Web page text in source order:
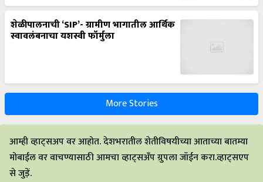
शेळीपालनाची ‘SIP’- ग्रामीण भागातील आर्थिक
स्वावलंबनाचा यशस्वी फॉर्मुला
More Stories
आम्ही व्हाट्सअप वर आहोत. देशभरातील शेतीविषयीच्या आताच्या बातम्या
मोबाईल वर वाचण्यासाठी आमचा व्हाट्सअँप ग्रुपला जॉईन करा.व्हाट्सएप
से जुड़ें.